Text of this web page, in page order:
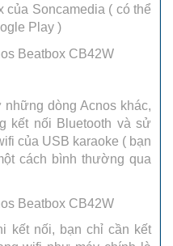
Soncamedia ( có thể
Play )
dòng Acnos khác,
kết nối Bluetooth và sử
của USB karaoke ( bạn
cách bình thường qua
kết nối, bạn chỉ cần kết